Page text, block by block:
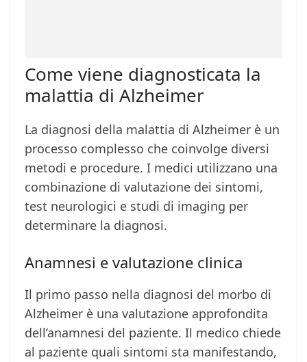
Come viene diagnosticata la
malattia di Alzheimer
La diagnosi della malattia di Alzheimer è un
processo complesso che coinvolge diversi
metodi e procedure. I medici utilizzano una
combinazione di valutazione dei sintomi,
test neurologici e studi di imaging per
determinare la diagnosi.
Anamnesi e valutazione clinica
Il primo passo nella diagnosi del morbo di
Alzheimer è una valutazione approfondita
dell’anamnesi del paziente. Il medico chiede
al paziente quali sintomi sta manifestando,